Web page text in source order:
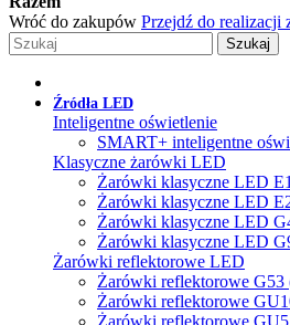
Wróć do zakupów Przejdź do realizacji
Szukaj
Źródła LED
Inteligentne oświetlenie
SMART+ inteligentne
Klasyczne żarówki LED
Żarówki klasyczne LED
Żarówki klasyczne LED
Żarówki klasyczne LED
Żarówki klasyczne LED
Żarówki reflektorowe LED
Żarówki reflektorowe G53
Żarówki reflektorowe
Żarówki reflektorowe